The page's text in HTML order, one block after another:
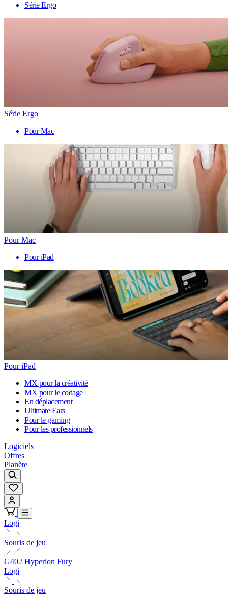
Série Ergo
Série Ergo
Pour Mac
Pour Mac
Pour iPad
Pour iPad
MX pour la créativité
MX pour le codage
En déplacement
Ultimate Ears
Pour le gaming
Pour les professionnels
Logiciels
Offres
Planète
Logi
Souris de jeu
G402 Hyperion Fury
Logi
Souris de jeu